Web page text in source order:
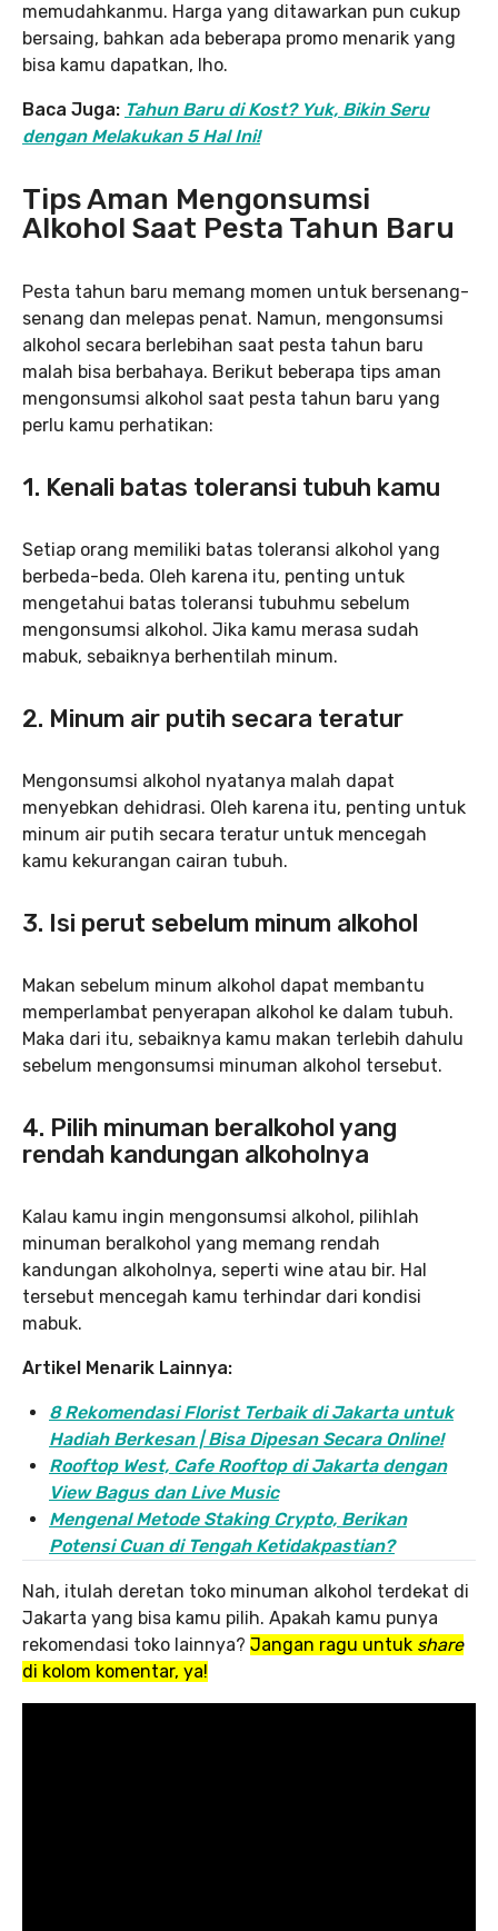
memudahkanmu. Harga yang ditawarkan pun cukup
bersaing, bahkan ada beberapa promo menarik yang
bisa kamu dapatkan, lho.
Baca Juga: Tahun Baru di Kost? Yuk, Bikin Seru
dengan Melakukan 5 Hal Ini!
Tips Aman Mengonsumsi
Alkohol Saat Pesta Tahun Baru
Pesta tahun baru memang momen untuk bersenang-
senang dan melepas penat. Namun, mengonsumsi
alkohol secara berlebihan saat pesta tahun baru
malah bisa berbahaya. Berikut beberapa tips aman
mengonsumsi alkohol saat pesta tahun baru yang
perlu kamu perhatikan:
1. Kenali batas toleransi tubuh kamu
Setiap orang memiliki batas toleransi alkohol yang
berbeda-beda. Oleh karena itu, penting untuk
mengetahui batas toleransi tubuhmu sebelum
mengonsumsi alkohol. Jika kamu merasa sudah
mabuk, sebaiknya berhentilah minum.
2. Minum air putih secara teratur
Mengonsumsi alkohol nyatanya malah dapat
menyebkan dehidrasi. Oleh karena itu, penting untuk
minum air putih secara teratur untuk mencegah
kamu kekurangan cairan tubuh.
3. Isi perut sebelum minum alkohol
Makan sebelum minum alkohol dapat membantu
memperlambat penyerapan alkohol ke dalam tubuh.
Maka dari itu, sebaiknya kamu makan terlebih dahulu
sebelum mengonsumsi minuman alkohol tersebut.
4. Pilih minuman beralkohol yang
rendah kandungan alkoholnya
Kalau kamu ingin mengonsumsi alkohol, pilihlah
minuman beralkohol yang memang rendah
kandungan alkoholnya, seperti wine atau bir. Hal
tersebut mencegah kamu terhindar dari kondisi
mabuk.
Artikel Menarik Lainnya:
8 Rekomendasi Florist Terbaik di Jakarta untuk
Hadiah Berkesan | Bisa Dipesan Secara Online!
Rooftop West, Cafe Rooftop di Jakarta dengan
View Bagus dan Live Music
Mengenal Metode Staking Crypto, Berikan
Potensi Cuan di Tengah Ketidakpastian?
Nah, itulah deretan toko minuman alkohol terdekat di
Jakarta yang bisa kamu pilih. Apakah kamu punya
rekomendasi toko lainnya? Jangan ragu untuk share
di kolom komentar, ya!